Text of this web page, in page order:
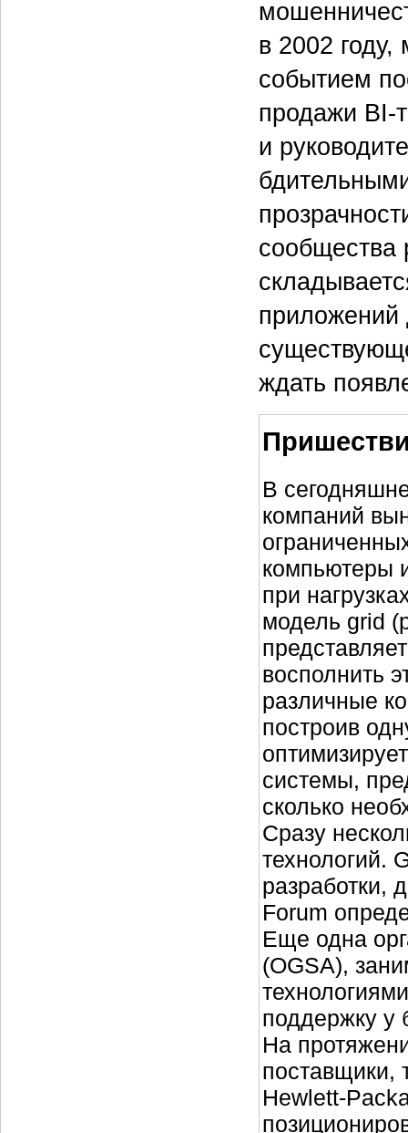
в 2002 году,
событием
продажи BI-
и
сообщества
приложений
ждать
В
компаний
компьютеры
при
модель grid
восполнить
различные
построив
системы,
сколько
Сразу
технологий.
разработки,
Forum
Еще одна
(OGSA),
поддержку у
На
поставщики,
Hewlett-